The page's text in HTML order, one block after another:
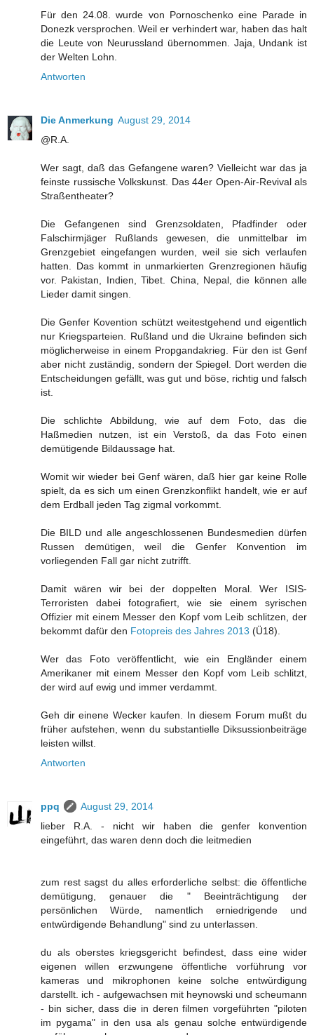
Für den 24.08. wurde von Pornoschenko eine Parade in
Donezk versprochen. Weil er verhindert war, haben das halt
die Leute von Neurussland übernommen. Jaja, Undank ist
der Welten Lohn.
Antworten
Die Anmerkung August 29, 2014
@R.A.
Wer sagt, daß das Gefangene waren? Vielleicht war das ja
feinste russische Volkskunst. Das 44er Open-Air-Revival als
Straßentheater?
Die Gefangenen sind Grenzsoldaten, Pfadfinder oder
Falschirmjäger Rußlands gewesen, die unmittelbar im
Grenzgebiet eingefangen wurden, weil sie sich verlaufen
hatten. Das kommt in unmarkierten Grenzregionen häufig
vor. Pakistan, Indien, Tibet. China, Nepal, die können alle
Lieder damit singen.
Die Genfer Kovention schützt weitestgehend und eigentlich
nur Kriegsparteien. Rußland und die Ukraine befinden sich
möglicherweise in einem Propgandakrieg. Für den ist Genf
aber nicht zuständig, sondern der Spiegel. Dort werden die
Entscheidungen gefällt, was gut und böse, richtig und falsch
ist.
Die schlichte Abbildung, wie auf dem Foto, das die
Haßmedien nutzen, ist ein Verstoß, da das Foto einen
demütigende Bildaussage hat.
Womit wir wieder bei Genf wären, daß hier gar keine Rolle
spielt, da es sich um einen Grenzkonflikt handelt, wie er auf
dem Erdball jeden Tag zigmal vorkommt.
Die BILD und alle angeschlossenen Bundesmedien dürfen
Russen demütigen, weil die Genfer Konvention im
vorliegenden Fall gar nicht zutrifft.
Damit wären wir bei der doppelten Moral. Wer ISIS-
Terroristen dabei fotografiert, wie sie einem syrischen
Offizier mit einem Messer den Kopf vom Leib schlitzen, der
bekommt dafür den Fotopreis des Jahres 2013 (Ü18).
Wer das Foto veröffentlicht, wie ein Engländer einem
Amerikaner mit einem Messer den Kopf vom Leib schlitzt,
der wird auf ewig und immer verdammt.
Geh dir einene Wecker kaufen. In diesem Forum mußt du
früher aufstehen, wenn du substantielle Diksussionbeiträge
leisten willst.
Antworten
ppq
August 29, 2014
lieber R.A. - nicht wir haben die genfer konvention
eingeführt, das waren denn doch die leitmedien
zum rest sagst du alles erforderliche selbst: die öffentliche
demütigung, genauer die " Beeinträchtigung der
persönlichen Würde, namentlich erniedrigende und
entwürdigende Behandlung" sind zu unterlassen.
du als oberstes kriegsgericht befindest, dass eine wider
eigenen willen erzwungene öffentliche vorführung vor
kameras und mikrophonen keine solche entwürdigung
darstellt. ich - aufgewachsen mit heynowski und scheumann
- bin sicher, dass die in deren filmen vorgeführten "piloten
im pygama" in den usa als genau solche entwürdigende